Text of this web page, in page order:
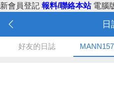
新會員登記 報料/聯絡本站 電腦
日
好友的日誌